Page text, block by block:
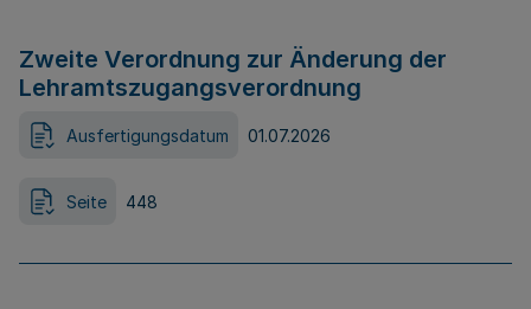
Zweite Verordnung zur Änderung der
Lehramtszugangsverordnung
Ausfertigungsdatum 01.07.2026
Seite 448